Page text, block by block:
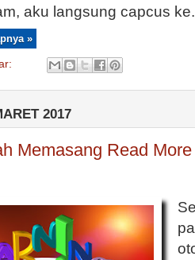
aku langsung capcus
»
2017
Memasang Read